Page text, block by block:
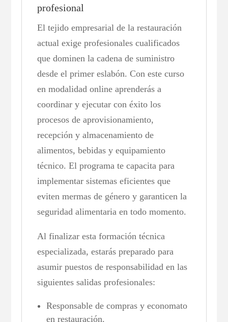
profesional
El tejido empresarial de la restauración
actual exige profesionales cualificados
que dominen la cadena de suministro
desde el primer eslabón. Con este curso
en modalidad online aprenderás a
coordinar y ejecutar con éxito los
procesos de aprovisionamiento,
recepción y almacenamiento de
alimentos, bebidas y equipamiento
técnico. El programa te capacita para
implementar sistemas eficientes que
eviten mermas de género y garanticen la
seguridad alimentaria en todo momento.
Al finalizar esta formación técnica
especializada, estarás preparado para
asumir puestos de responsabilidad en las
siguientes salidas profesionales:
Responsable de compras y economato
en restauración.